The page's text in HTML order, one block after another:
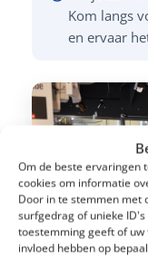
Om de beste ervaringen
cookies om informatie
Door in te stemmen met
surfgedrag of unieke
toestemming geeft of
invloed hebben op
Kom langs
en ervaar